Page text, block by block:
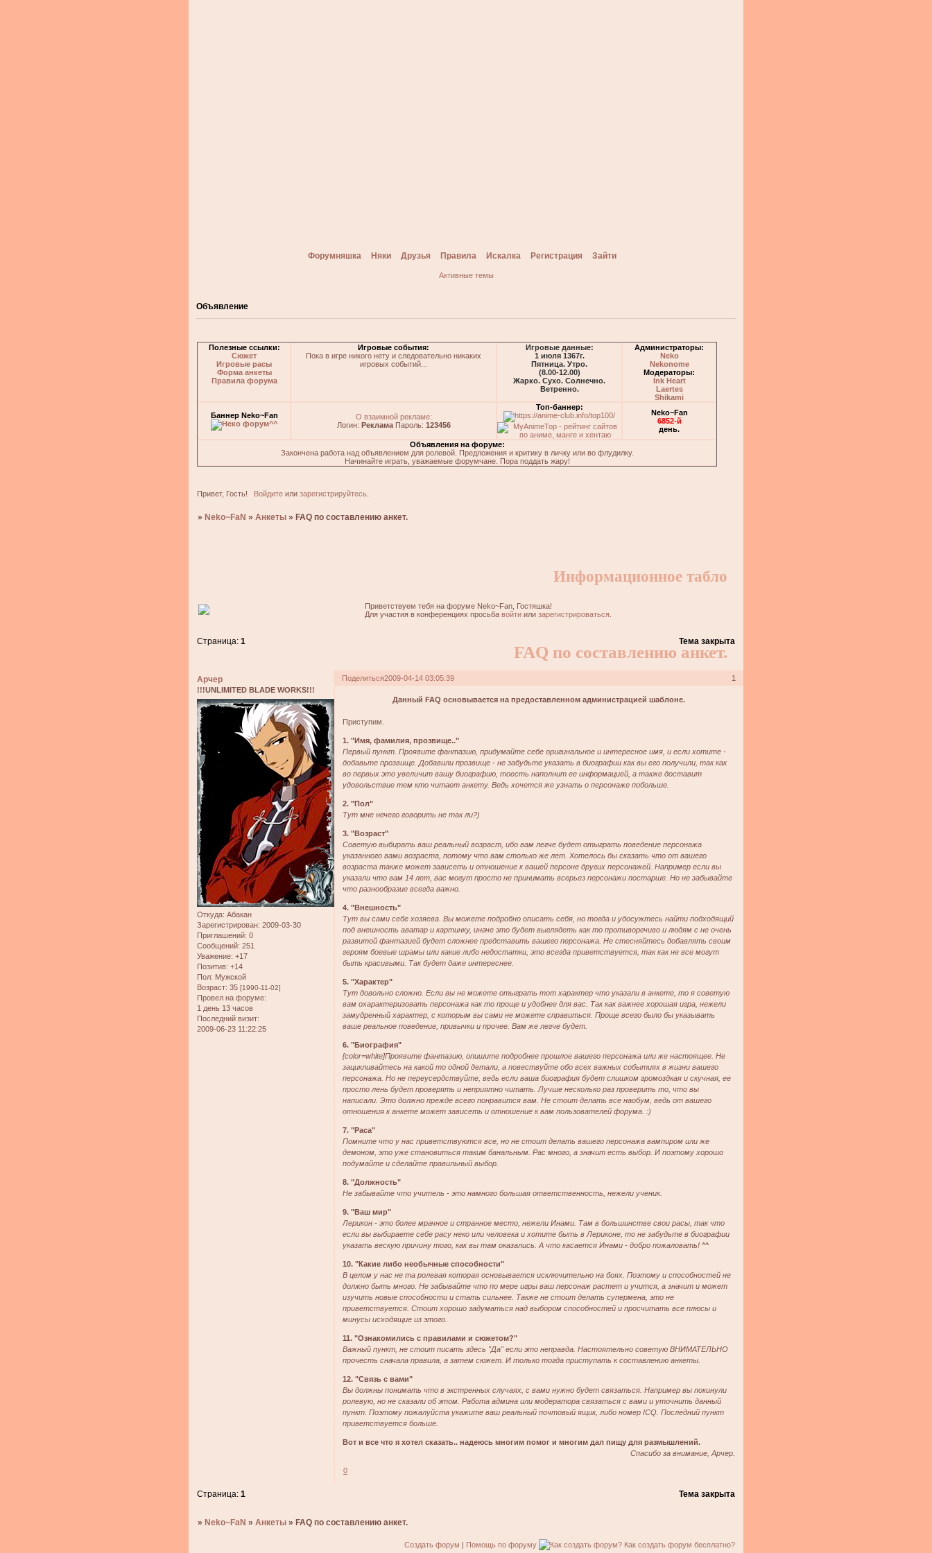
Форумняшка Няки Друзья Правила Искалка Регистрация Зайти
Активные темы
Объявление
Полезные ссылки:
Сюжет
Игровые расы
Форма анкеты
Правила форума
Игровые события:
Пока в игре никого нету и следовательно никаких
игровых событий...
Игровые данные:
1 июля 1367г.
Пятница. Утро.
(8.00-12.00)
Жарко. Сухо. Солнечно.
Ветренно.
Администраторы:
Neko
Nekonome
Модераторы:
Ink Heart
Laertes
Shikami
Баннер Neko~Fan
О взаимной рекламе:
Логин: РекламаПароль: 123456
Топ-баннер:
Neko~Fan
6852-й
день.
Объявления на форуме:
Закончена работа над объявлением для ролевой. Предложения и критику в личку или во флудилку.
Начинайте играть, уважаемые форумчане. Пора поддать жару!
Привет, Гость! Войдитеили зарегистрируйтесь.
» Neko~FaN »Анкеты » FAQ по составлению анкет.
Информационное табло
Приветствуем тебя на форуме Neko~Fan, Гостяшка!
Для участия в конференциях просьба войти или зарегистрироваться
FAQ по составлению анкет.
Страница:1 Тема закрыта
Поделиться 1
2009-04-14 03:05:39
Арчер
!!!UNLIMITED BLADE WORKS!!!
Откуда: Абакан
Зарегистрирован: 2009-03-30
Приглашений: 0
Сообщений: 251
Уважение: +17
Позитив: +14
Пол: Мужской
Возраст: 35 [1990-11-02]
Провел на форуме:
1 день 13 часов
Последний визит:
2009-06-23 11:22:25
Данный FAQ основывается на предоставленном администрацией шаблоне.
Приступим.
1. "Имя, фамилия, прозвище.."
Первый пункт. Проявите фантазию, придумайте себе оригинальное и интересное имя, и если хотите -
добавьте прозвище. Добавили прозвище - не забудьте указать в биографии как вы его получили, так как
во первых это увеличит вашу биографию, тоесть наполнит ее информацией, а также доставит
удовольствие тем кто читает анкету. Ведь хочется же узнать о персонаже побольше.
2. "Пол"
Тут мне нечего говорить не так ли?)
3. "Возраст"
Советую выбирать ваш реальный возраст, ибо вам легче будет отыграть поведение персонажа
указанного вами возраста, потому что вам столько же лет. Хотелось бы сказать что от вашего
возраста также может зависеть и отношение к вашей персоне других персонажей. Например если вы
указали что вам 14 лет, вас могут просто не принимать всерьез персонажи постарше. Но не забывайте
что разнообразие всегда важно.
4. "Внешность"
Тут вы сами себе хозяева. Вы можете подробно описать себя, но тогда и удосужтесь найти подходящий
под внешность аватар и картинку, иначе это будет выглядеть как то противоречиво и людям с не очень
развитой фантазией будет сложнее представить вашего персонажа. Не стесняйтесь добавлять своим
героям боевые шрамы или какие либо недостатки, это всегда приветствуется, так как не все могут
быть красивыми. Так будет даже интереснее.
5. "Характер"
Тут довольно сложно. Если вы не можете отыграть тот характер что указали в анкете, то я советую
вам охарактеризовать персонажа как то проще и удобнее для вас. Так как важнее хорошая игра, нежели
замудренный характер, с которым вы сами не можете справиться. Проще всего было бы указывать
ваше реальное поведение, привычки и прочее. Вам же легче будет.
6. "Биография"
[color=white]Проявите фантазию, опишите подробнее прошлое вашего персонажа или же настоящее. Не
зацикливайтесь на какой то одной детали, а повествуйте обо всех важных событиях в жизни вашего
персонажа. Но не переусердствуйте, ведь если ваша биография будет слишком громоздкая и скучная, ее
просто лень будет проверять и неприятно читать. Лучше несколько раз проверить то, что вы
написали. Это должно прежде всего понравится вам. Не стоит делать все наобум, ведь от вашего
отношения к анкете может зависеть и отношение к вам пользователей форума. :)
7. "Раса"
Помните что у нас приветствуются все, но не стоит делать вашего персонажа вампиром или же
демоном, это уже становиться таким банальным. Рас много, а значит есть выбор. И поэтому хорошо
подумайте и сделайте правильный выбор.
8. "Должность"
Не забывайте что учитель - это намного большая ответственность, нежели ученик.
9. "Ваш мир"
Лерикон - это более мрачное и странное место, нежели Инами. Там в большинстве свои расы, так что
если вы выбираете себе расу неко или человека и хотите быть в Лериконе, то не забудьте в биографии
указать вескую причину того, как вы там оказались. А что касается Инами - добро пожаловать! ^^
10. "Какие либо необычные способности"
В целом у нас не та ролевая которая основывается исключительно на боях. Поэтому и способностей не
должно быть много. Не забывайте что по мере игры ваш персонаж растет и учится, а значит и может
изучить новые способности и стать сильнее. Также не стоит делать супермена, это не
приветствуется. Стоит хорошо задуматься над выбором способностей и просчитать все плюсы и
минусы исходящие из этого.
11. "Ознакомились с правилами и сюжетом?"
Важный пункт, не стоит писать здесь "Да" если это неправда. Настоятельно советую ВНИМАТЕЛЬНО
прочесть сначала правила, а затем сюжет. И только тогда приступать к составлению анкеты.
12. "Связь с вами"
Вы должны понимать что в экстренных случаях, с вами нужно будет связаться. Например вы покинули
ролевую, но не сказали об этом. Работа админа или модератора связаться с вами и уточнить данный
пункт. Поэтому пожалуйста укажите ваш реальный почтовый ящик, либо номер ICQ. Последний пункт
приветствуется больше.
Вот и все что я хотел сказать.. надеюсь многим помог и многим дал пищу для размышлений.
Спасибо за внимание, Арчер.
0
Тема закрыта
Страница:1
» Neko~FaN »Анкеты » FAQ по составлению анкет.
Создать форум | Помощь по форуму